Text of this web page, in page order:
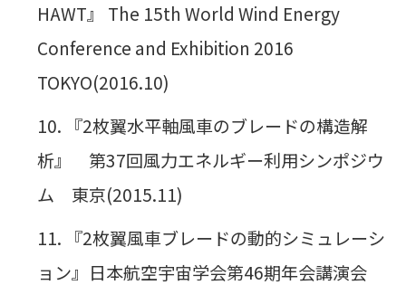
HAWT』 The 15th World Wind Energy
Conference and Exhibition 2016
TOKYO(2016.10)
『2枚翼水平軸風車のブレードの構造解
析』 第37回風力エネルギー利用シンポジウ
ム 東京(2015.11)
『2枚翼風車ブレードの動的シミュレーシ
ョン』日本航空宇宙学会第46期年会講演会